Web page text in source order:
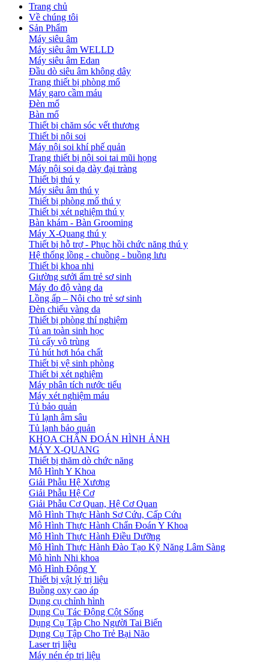
Trang chủ
Về chúng tôi
Sản Phẩm
Máy siêu âm
Máy siêu âm WELLD
Máy siêu âm Edan
Đầu dò siêu âm không dây
Trang thiết bị phòng mổ
Máy garo cầm máu
Đèn mổ
Bàn mổ
Thiết bị chăm sóc vết thương
Thiết bị nội soi
Máy nội soi khí phế quản
Trang thiết bị nội soi tai mũi họng
Máy nội soi dạ dày đại tràng
Thiết bị thú y
Máy siêu âm thú y
Thiết bị phòng mổ thú y
Thiết bị xét nghiệm thú y
Bàn khám - Bàn Grooming
Máy X-Quang thú y
Thiết bị hỗ trợ - Phục hồi chức năng thú y
Hệ thống lồng - chuồng - buồng lưu
Thiết bị khoa nhi
Giường sưởi ấm trẻ sơ sinh
Máy đo độ vàng da
Lồng ấp – Nôi cho trẻ sơ sinh
Đèn chiếu vàng da
Thiết bị phòng thí nghiệm
Tủ an toàn sinh học
Tủ cấy vô trùng
Tủ hút hơi hóa chất
Thiết bị vệ sinh phòng
Thiết bị xét nghiệm
Máy phân tích nước tiểu
Máy xét nghiệm máu
Tủ bảo quản
Tủ lạnh âm sâu
Tủ lạnh bảo quản
KHOA CHẨN ĐOÁN HÌNH ẢNH
MÁY X-QUANG
Thiết bị thăm dò chức năng
Mô Hình Y Khoa
Giải Phẫu Hệ Xương
Giải Phẫu Hệ Cơ
Giải Phẫu Cơ Quan, Hệ Cơ Quan
Mô Hình Thực Hành Sơ Cứu, Cấp Cứu
Mô Hình Thực Hành Chẩn Đoán Y Khoa
Mô Hình Thực Hành Điều Dưỡng
Mô Hình Thực Hành Đào Tạo Kỹ Năng Lâm Sàng
Mô hình Nhi khoa
Mô Hình Đông Y
Thiết bị vật lý trị liệu
Buồng oxy cao áp
Dụng cụ chỉnh hình
Dụng Cụ Tác Động Cột Sống
Dụng Cụ Tập Cho Người Tai Biến
Dụng Cụ Tập Cho Trẻ Bại Não
Laser trị liệu
Máy nén ép trị liệu